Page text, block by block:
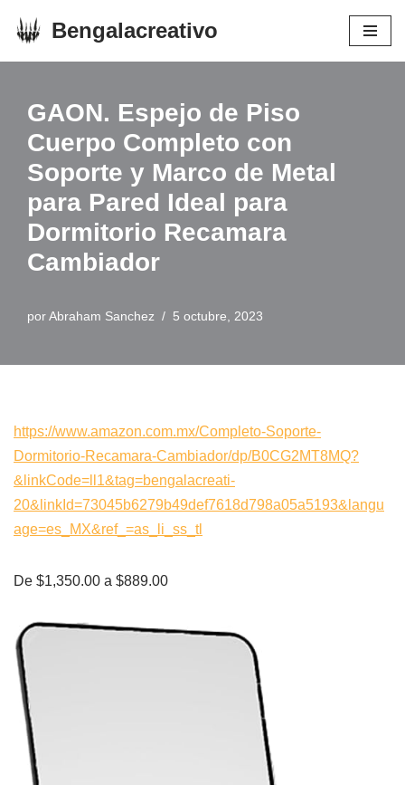
Bengalacreativo
GAON. Espejo de Piso
Cuerpo Completo con
Soporte y Marco de Metal
para Pared Ideal para
Dormitorio Recamara
Cambiador
porAbraham Sanchez 5 octubre, 2023
https://www.amazon.com.mx/Completo-Soporte-
Dormitorio-Recamara-Cambiador/dp/B0CG2MT8MQ?
&linkCode=ll1&tag=bengalacreati-
20&linkId=73045b6279b49def7618d798a05a5193&langu
age=es_MX&ref_=as_li_ss_tl
De $1,350.00 a $889.00